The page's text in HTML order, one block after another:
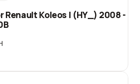
Renault Koleos I (HY_) 2008 -